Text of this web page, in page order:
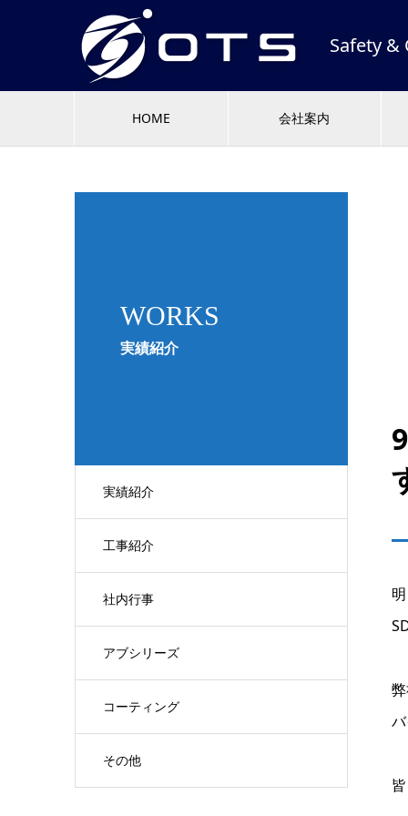
Safety &
HOME 会社案内
WORKS
実績紹介
実績紹介
工事紹介
社内行事
アブシリーズ
コーティング
その他